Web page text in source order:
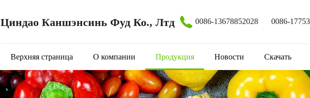
Циндао Каншэнсинь Фуд Ко., Лтд 0086-13678852028 0086-
Верхняя страница О компании Продукция Новости Скачать